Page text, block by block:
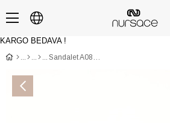
KARGO BEDAVA !
Sandalet A08927 NUR Beyaz